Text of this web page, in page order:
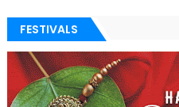
FESTIVALS